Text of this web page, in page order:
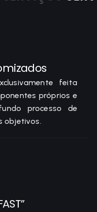
feita
próprios e
processo de
objetivos.